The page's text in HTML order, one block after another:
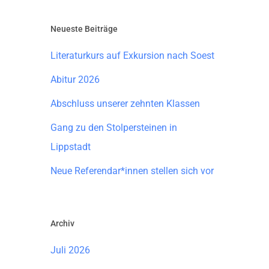
Neueste Beiträge
Literaturkurs auf Exkursion nach Soest
Abitur 2026
Abschluss unserer zehnten Klassen
Gang zu den Stolpersteinen in
Lippstadt
Neue Referendar*innen stellen sich vor
Archiv
Juli 2026